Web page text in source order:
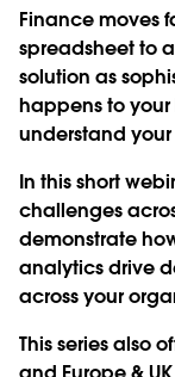
Finance moves
spreadsheet to
solution as
happens to
understand
In this short
challenges
demonstrate
analytics drive
across your
This series also